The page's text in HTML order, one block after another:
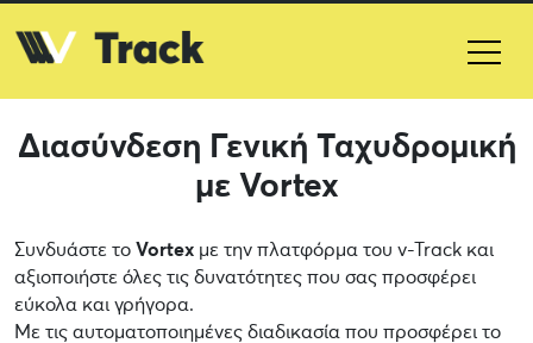
Διασύνδεση Γενική Ταχυδρομική
με Vortex
Συνδυάστε το Vortex με την πλατφόρμα του v-Track και
αξιοποιήστε όλες τις δυνατότητες που σας προσφέρει
εύκολα και γρήγορα.
Με τις αυτοματοποιημένες διαδικασία που προσφέρει το